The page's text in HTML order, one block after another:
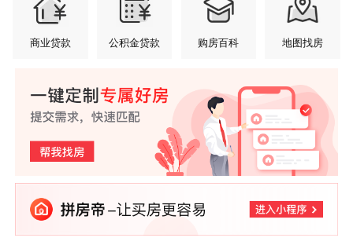
商业贷款 公积金贷款 购房百科 地图找房